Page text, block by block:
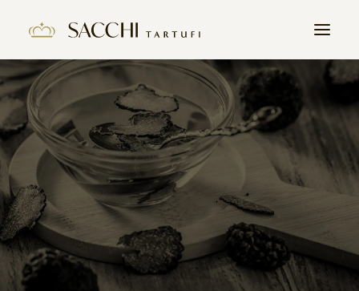
HOME
AZIENDA
PRODOTTI
IL TARTUFO
CONTATTI
LAVORA CON NOI